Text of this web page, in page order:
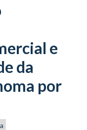
e
da
por